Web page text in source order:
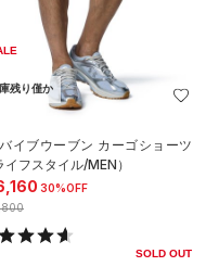
残り僅か
イブウーブン カーゴショーツ
イフスタイル/MEN）
30%OFF
SOLD OUT